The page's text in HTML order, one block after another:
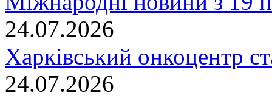
24.07.2026
Харківський онкоцентр
24.07.2026